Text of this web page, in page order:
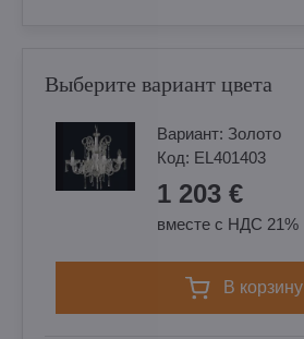
Выберите вариант цвета
Вариант: Золотo
Код: EL401403
1 203 €
вместе с НДС 21%
в корзину